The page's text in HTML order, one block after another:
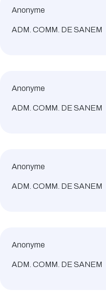
Anonyme
ADM. COMM. DE SANEM
Anonyme
ADM. COMM. DE SANEM
Anonyme
ADM. COMM. DE SANEM
Anonyme
ADM. COMM. DE SANEM